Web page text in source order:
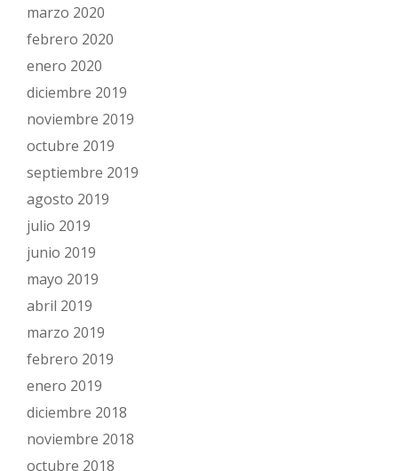
marzo 2020
febrero 2020
enero 2020
diciembre 2019
noviembre 2019
octubre 2019
septiembre 2019
agosto 2019
julio 2019
junio 2019
mayo 2019
abril 2019
marzo 2019
febrero 2019
enero 2019
diciembre 2018
noviembre 2018
octubre 2018